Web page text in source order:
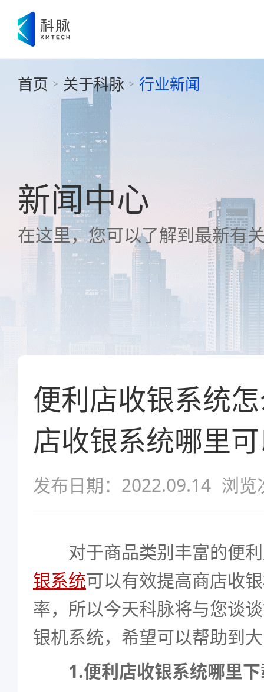
首页 > 关于科脉 > 行业新闻
新闻中心
在这里，您可以了解到最新有
便利店收银系统
店收银系统哪里
发布日期：2022.09.14 浏览
对于商品类别丰富的便利
银系统可以有效提高商店收
率，所以今天科脉将与您谈
银机系统，希望可以帮助到
1.便利店收银系统哪里